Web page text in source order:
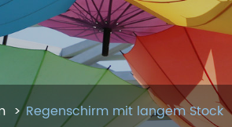
Regenschirm mit langem Stock